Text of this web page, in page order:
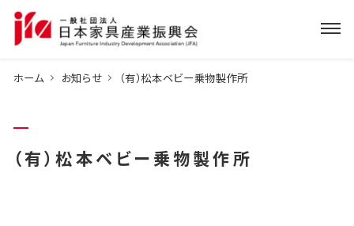
ホーム お知らせ （有）松本ベビー乗物製作所
（有）松本ベビー乗物製作所